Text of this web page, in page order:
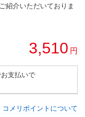
紹介いただいておりま
3,510 円
支払いで
コメリポイントについて